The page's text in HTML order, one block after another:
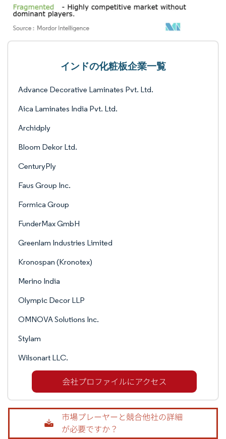
インドの化粧板企業一覧
Advance Decorative Laminates Pvt. Ltd.
Aica Laminates India Pvt. Ltd.
Archidply
Bloom Dekor Ltd.
CenturyPly
Faus Group Inc.
Formica Group
FunderMax GmbH
Greenlam Industries Limited
Kronospan (Kronotex)
Merino India
Olympic Decor LLP
OMNOVA Solutions Inc.
Stylam
Wilsonart LLC.